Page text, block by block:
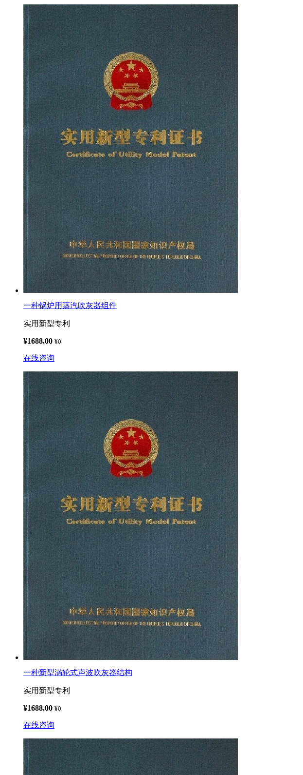
一种锅炉用蒸汽吹灰器组件
实用新型专利
¥1688.00 ¥0
在线咨询
一种新型涡轮式声波吹灰器结构
实用新型专利
¥1688.00 ¥0
在线咨询